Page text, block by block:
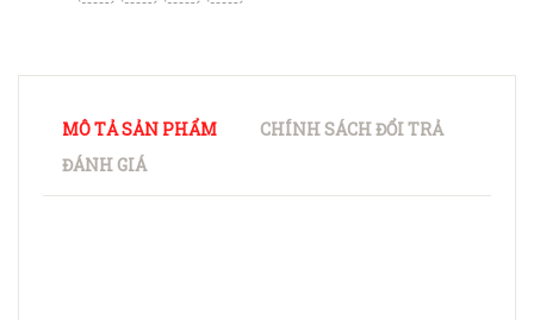
MÔ TẢ SẢN PHẨM
CHÍNH SÁCH ĐỔI TRẢ
ĐÁNH GIÁ